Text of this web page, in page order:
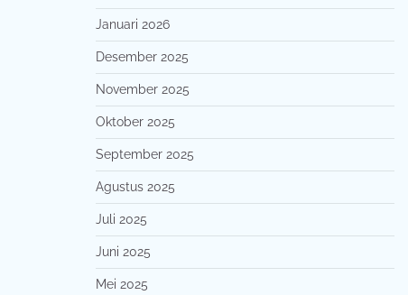
Januari 2026
Desember 2025
November 2025
Oktober 2025
September 2025
Agustus 2025
Juli 2025
Juni 2025
Mei 2025